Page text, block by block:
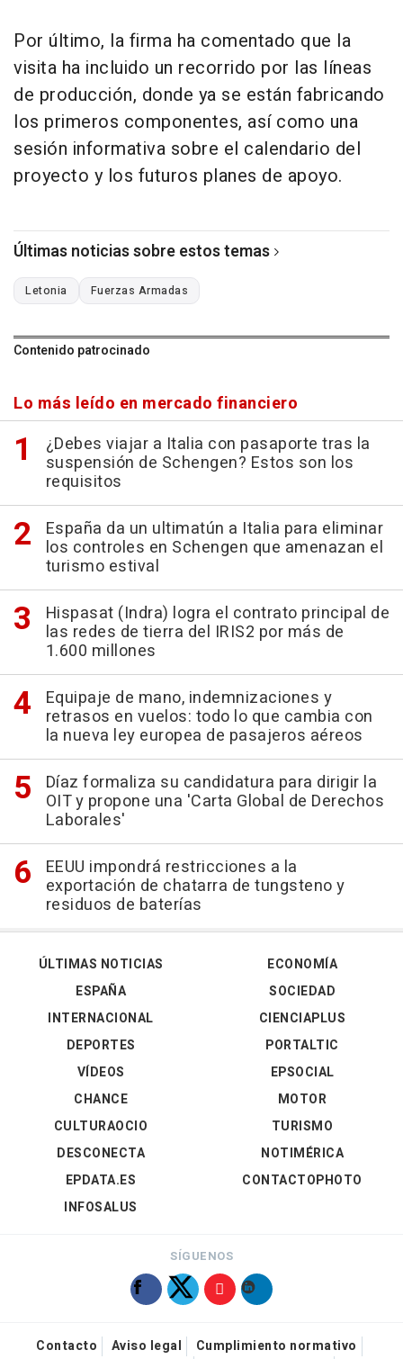
Por último, la firma ha comentado que la
visita ha incluido un recorrido por las líneas
de producción, donde ya se están fabricando
los primeros componentes, así como una
sesión informativa sobre el calendario del
proyecto y los futuros planes de apoyo.
Últimas noticias sobre estos temas
Letonia Fuerzas Armadas
Contenido patrocinado
Lo más leído en mercado financiero
¿Debes viajar a Italia con pasaporte tras la
suspensión de Schengen? Estos son los
requisitos
España da un ultimatún a Italia para eliminar
los controles en Schengen que amenazan el
turismo estival
Hispasat (Indra) logra el contrato principal de
las redes de tierra del IRIS2 por más de
1.600 millones
Equipaje de mano, indemnizaciones y
retrasos en vuelos: todo lo que cambia con
la nueva ley europea de pasajeros aéreos
Díaz formaliza su candidatura para dirigir la
OIT y propone una 'Carta Global de Derechos
Laborales'
EEUU impondrá restricciones a la
exportación de chatarra de tungsteno y
residuos de baterías
ÚLTIMAS NOTICIAS
ESPAÑA
INTERNACIONAL
DEPORTES
VÍDEOS
ECONOMÍA
SOCIEDAD
CIENCIAPLUS
PORTALTIC
EPSOCIAL
CHANCE
CULTURAOCIO
DESCONECTA
EPDATA.ES
INFOSALUS
MOTOR
TURISMO
NOTIMÉRICA
CONTACTOPHOTO
SÍGUENOS
Contacto Aviso legal
Cumplimiento normativo